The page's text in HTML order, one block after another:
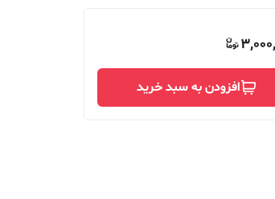
افزودن به سبد خرید